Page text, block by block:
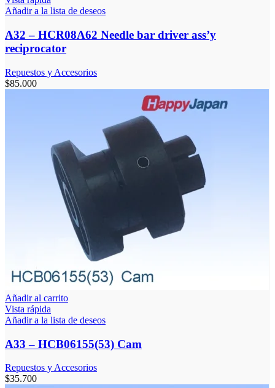
Añadir a la lista de deseos
A32 – HCR08A62 Needle bar driver ass’y
reciprocator
Repuestos y Accesorios
$85.000
Añadir al carrito
Vista rápida
Añadir a la lista de deseos
A33 – HCB06155(53) Cam
Repuestos y Accesorios
$35.700